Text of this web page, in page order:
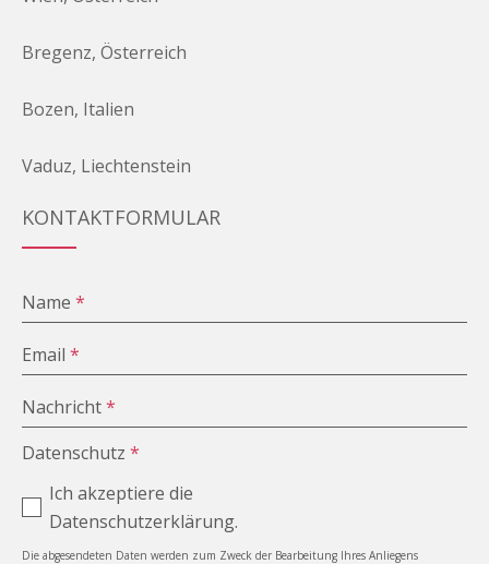
Bregenz, Österreich
Bozen, Italien
Vaduz, Liechtenstein
KONTAKTFORMULAR
Name*
Email*
Nachricht*
Datenschutz*
Ich akzeptiere die
Datenschutzerklärung.
Die abgesendeten Daten werden zum Zweck der Bearbeitung Ihres Anliegens